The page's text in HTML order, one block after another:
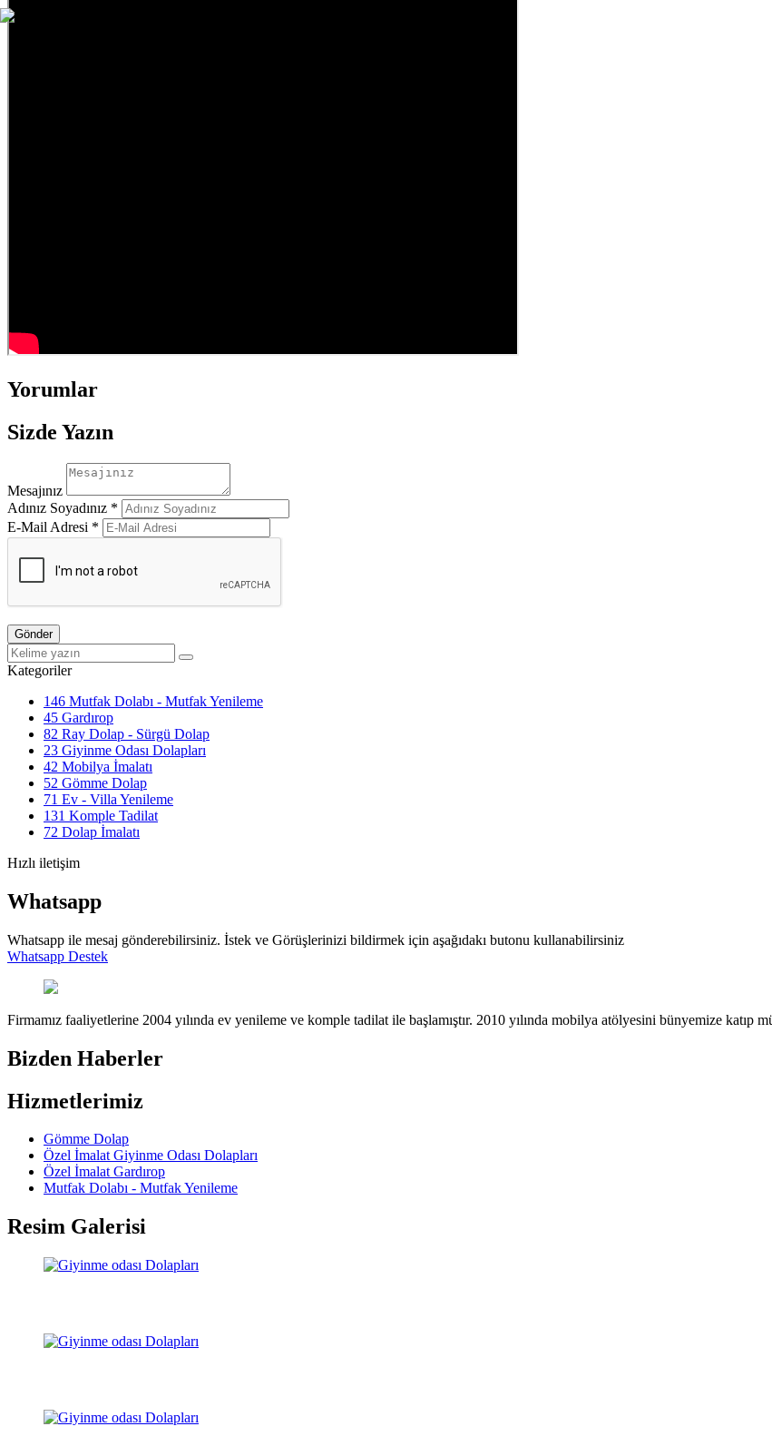
Yorumlar
Sizde Yazın
Mesajınız
Adınız Soyadınız *
E-Mail Adresi *
Gönder
Kategoriler
146 Mutfak Dolabı - Mutfak Yenileme
45 Gardırop
82 Ray Dolap - Sürgü Dolap
23 Giyinme Odası Dolapları
42 Mobilya İmalatı
52 Gömme Dolap
71 Ev - Villa Yenileme
131 Komple Tadilat
72 Dolap İmalatı
Hızlı iletişim
Whatsapp
Whatsapp ile mesaj gönderebilirsiniz. İstek ve Görüşlerinizi bildirmek için aşağıdakı butonu kullanabilirsiniz
Whatsapp Destek
Firmamız faaliyetlerine 2004 yılında ev yenileme ve komple tadilat ile başlamıştır. 2010 yılında mobilya atölyesini bünyemize katıp
Bizden Haberler
Hizmetlerimiz
Gömme Dolap
Özel İmalat Giyinme Odası Dolapları
Özel İmalat Gardırop
Mutfak Dolabı - Mutfak Yenileme
Resim Galerisi